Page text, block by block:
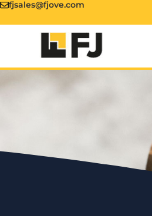
fjsales@fjove.com